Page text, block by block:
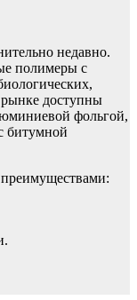
недавно.
полимеры с
доступны
фольгой,
битумной